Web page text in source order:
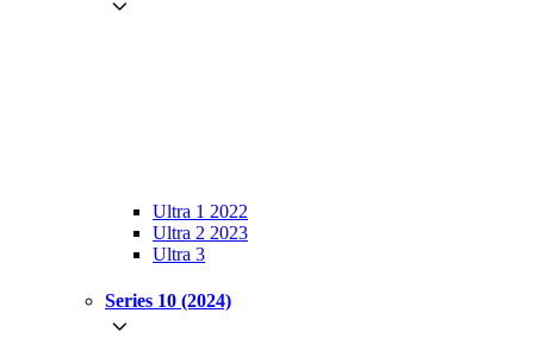
Ultra 1 2022
Ultra 2 2023
Ultra 3
Series 10 (2024)